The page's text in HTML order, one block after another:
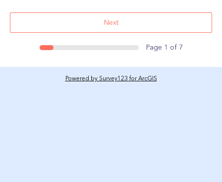
Next
Page 1 of 7
Powered by Survey123 for ArcGIS